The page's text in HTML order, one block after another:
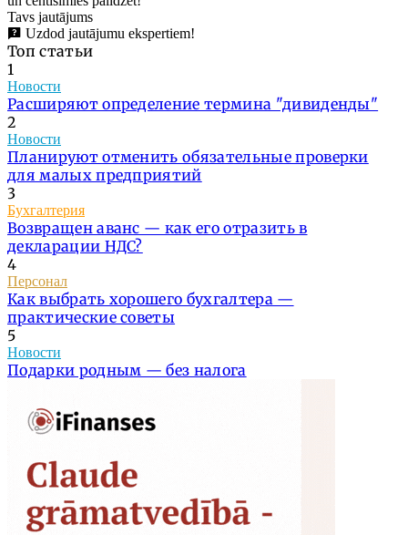
Tavs jautājums
Uzdod jautājumu ekspertiem!
Топ статьи
1
Новости
Расширяют определение термина "дивиденды"
2
Новости
Планируют отменить обязательные проверки
для малых предприятий
3
Бухгалтерия
Возвращен аванс — как его отразить в
декларации НДС?
4
Персонал
Как выбрать хорошего бухгалтера —
практические советы
5
Новости
Подарки родным — без налога